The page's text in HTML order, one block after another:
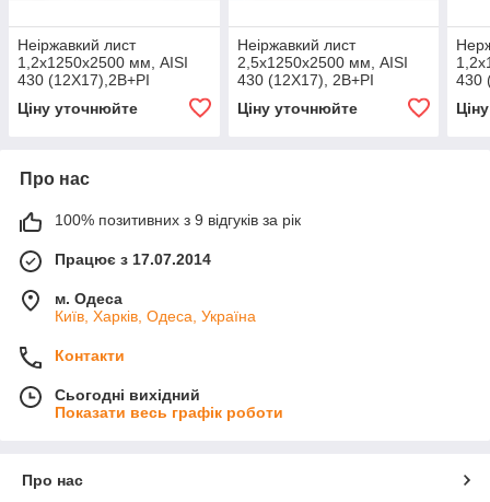
Неіржавкий лист
1,2х1250х2500 мм, AISI
430 (12X17),2В+РІ
Ціну уточнюйте
Неіржавкий лист
2,5х1250х2500 мм, AISI
430 (12X17), 2В+PI
Ціну уточнюйте
430
Про нас
100% позитивних з 9 відгуків за рік
Працює з 17.07.2014
м. Одеса
Київ, Харків, Одеса, Україна
Контакти
Сьогодні вихідний
Показати весь графік роботи
Про нас